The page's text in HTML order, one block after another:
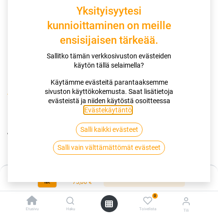
75,00€
Etusivu Haku
0
Toivelista Tili
Kauppa
Renkaiden tasapainotus
Tasapainotus 12" - 18" (auton alta) (4 kpl) | Verkkoajanvaraus
Tasapainotus 12" - 18" (auton alta) (4
kpl) | Verkkoajanvaraus
Sisältää allevaihdon ja vanteiden koneellisen huuhtelun.
Yksityisyytesi
kunnioittaminen on meille
ensisijaisen tärkeää.
Sallitko tämän verkkosivuston evästeiden
käytön tällä selaimella?
Käytämme evästeitä parantaaksemme
sivuston käyttökokemusta. Saat lisätietoja
evästeistä ja niiden käytöstä osoitteessa
Evästekäytäntö
Salli kaikki evästeet
Salli vain välttämättömät evästeet